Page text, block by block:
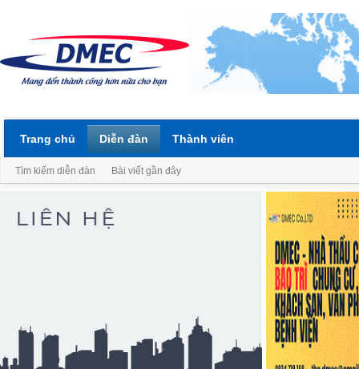
Trang chủ Diễn đàn
Tìm kiếm diễn đàn Bài viết gần đây
Thành viên